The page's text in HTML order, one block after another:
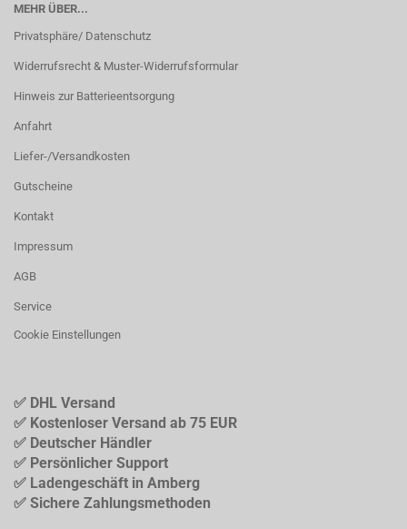
MEHR ÜBER...
Privatsphäre/ Datenschutz
Widerrufsrecht & Muster-Widerrufsformular
Hinweis zur Batterieentsorgung
Anfahrt
Liefer-/Versandkosten
Gutscheine
Kontakt
Impressum
AGB
Service
Cookie Einstellungen
✅ DHL Versand
✅ Kostenloser Versand ab 75 EUR
✅ Deutscher Händler
✅ Persönlicher Support
✅ Ladengeschäft in Amberg
✅ Sichere Zahlungsmethoden